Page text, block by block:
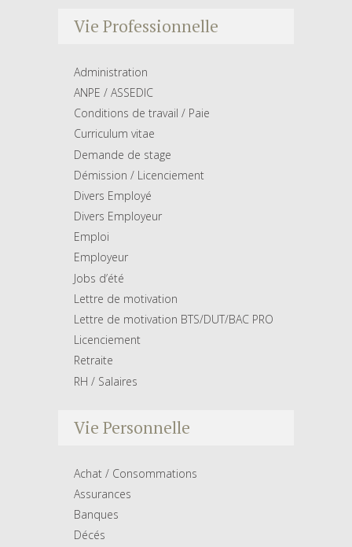
Vie Professionnelle
Administration
ANPE / ASSEDIC
Conditions de travail / Paie
Curriculum vitae
Demande de stage
Démission / Licenciement
Divers Employé
Divers Employeur
Emploi
Employeur
Jobs d’été
Lettre de motivation
Lettre de motivation BTS/DUT/BAC PRO
Licenciement
Retraite
RH / Salaires
Vie Personnelle
Achat / Consommations
Assurances
Banques
Décés